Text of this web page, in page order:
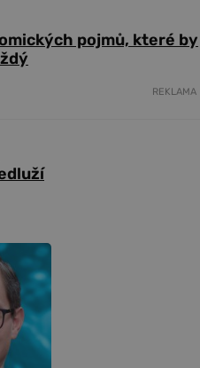
pojmů, které by
REKLAMA